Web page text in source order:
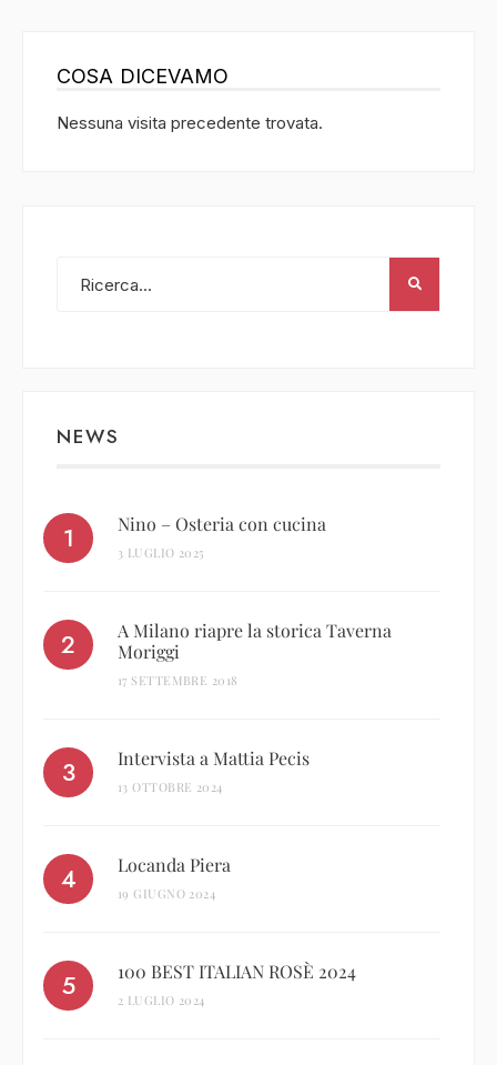
COSA DICEVAMO
Nessuna visita precedente trovata.
NEWS
Nino – Osteria con cucina
3 LUGLIO 2025
A Milano riapre la storica Taverna
Moriggi
17 SETTEMBRE 2018
Intervista a Mattia Pecis
13 OTTOBRE 2024
Locanda Piera
19 GIUGNO 2024
100 BEST ITALIAN ROSÈ 2024
2 LUGLIO 2024